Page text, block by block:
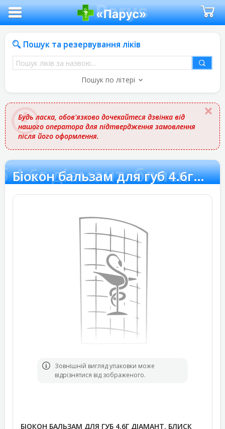
Пошук та резервування ліків
Пошук
ліків
назвою
Пошук по літері
Будь ласка, обов'язково дочекайтеся дзвінка від
нашого оператора для підтвердження замовлення
після його оформлення.
4.6г діамант. блиск Біокон бальзам для губ 4.6г діамант. блиск
Зовнішній вигляд упаковки може
відрізнятися від зображеного.
БІОКОН БАЛЬЗАМ ДЛЯ ГУБ 4.6Г ДІАМАНТ. БЛИСК